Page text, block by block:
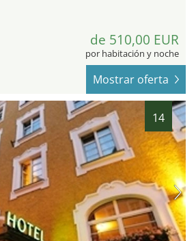
de 510,00 EUR
por habitación y noche
Mostrar oferta
14